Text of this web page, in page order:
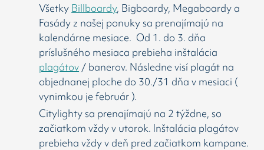
Všetky Billboardy, Bigboardy, Megaboardy a
Fasády z našej ponuky sa prenajímajú na
kalendárne mesiace. Od 1. do 3. dňa
príslušného mesiaca prebieha inštalácia
plagátov / banerov. Následne visí plagát na
objednanej ploche do 30./31 dňa v mesiaci (
vynimkou je február ).
Citylighty sa prenajímajú na 2 týždne, so
začiatkom vždy v utorok. Inštalácia plagátov
prebieha vždy v deň pred začiatkom kampane.